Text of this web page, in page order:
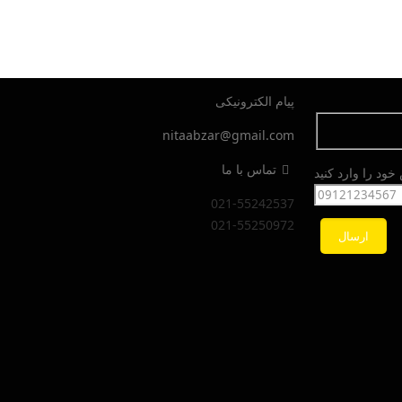
را وارد کنید
پیام الکترونیکی
nitaabzar@gmail.com
تماس با ما
021-55242537
021-55250972